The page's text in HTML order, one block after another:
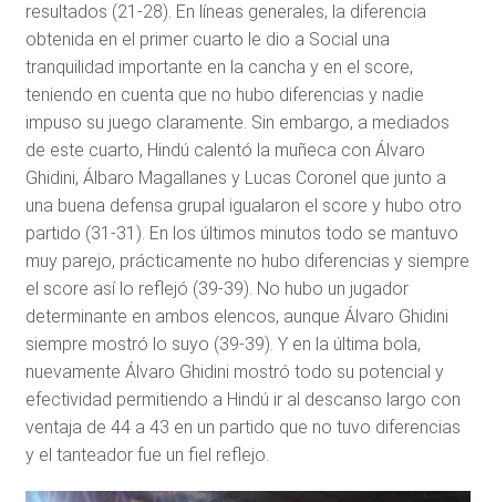
resultados (21-28). En líneas generales, la diferencia
obtenida en el primer cuarto le dio a Social una
tranquilidad importante en la cancha y en el score,
teniendo en cuenta que no hubo diferencias y nadie
impuso su juego claramente. Sin embargo, a mediados
de este cuarto, Hindú calentó la muñeca con Álvaro
Ghidini, Álbaro Magallanes y Lucas Coronel que junto a
una buena defensa grupal igualaron el score y hubo otro
partido (31-31). En los últimos minutos todo se mantuvo
muy parejo, prácticamente no hubo diferencias y siempre
el score así lo reflejó (39-39). No hubo un jugador
determinante en ambos elencos, aunque Álvaro Ghidini
siempre mostró lo suyo (39-39). Y en la última bola,
nuevamente Álvaro Ghidini mostró todo su potencial y
efectividad permitiendo a Hindú ir al descanso largo con
ventaja de 44 a 43 en un partido que no tuvo diferencias
y el tanteador fue un fiel reflejo.